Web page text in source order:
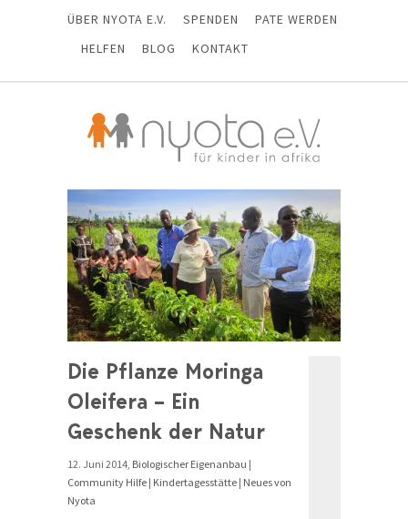
ÜBER NYOTA E.V. SPENDEN
PATE WERDEN
HELFEN
BLOG KONTAKT
Die Pflanze Moringa
Oleifera – Ein
Geschenk der Natur
12. Juni 2014, Biologischer Eigenanbau |
Community Hilfe | Kindertagesstätte | Neues von
Nyota